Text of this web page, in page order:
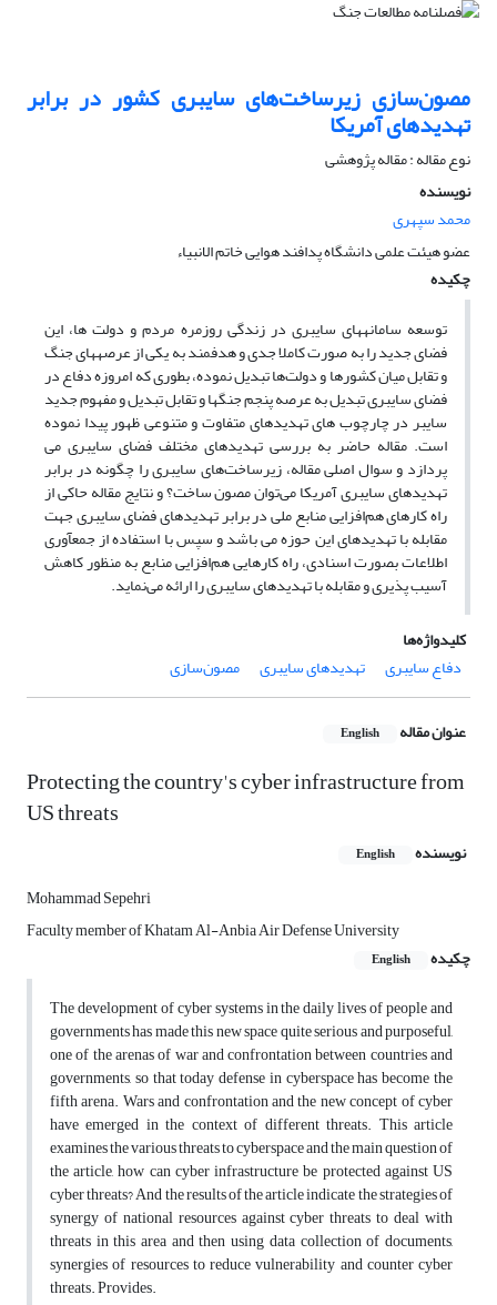
مصون‌سازی زیرساخت‌های سایبری کشور در برابر
تهدیدهای آمریکا
نوع مقاله : مقاله پژوهشی
نویسنده
محمد سپهری
عضو هیئت علمی دانشگاه پدافند هوایی خاتم الانبیاء
چکیده
توسعه سامانه­های سایبری در زندگی روزمره مردم و دولت ها، این
فضای جدید را به صورت کاملا جدی و هدفمند به یکی از عرصه­های جنگ
و تقابل میان کشورها و دولت‌ها تبدیل نموده، بطوری که امروزه دفاع در
فضای سایبری تبدیل به عرصه پنجم جنگ­ها و تقابل تبدیل و مفهوم جدید
سایبر در چارچوب های تهدیدهای متفاوت و متنوعی ظهور پیدا نموده
است. مقاله حاضر به بررسی تهدیدهای مختلف فضای سایبری می
پردازد و سوال اصلی مقاله، زیرساخت‌های سایبری را چگونه در برابر
تهدیدهای سایبری آمریکا می‌توان مصون ساخت؟ و نتایج مقاله حاکی از
راه کارهای هم‌افزایی منابع ملی در برابر تهدیدهای فضای سایبری جهت
مقابله با تهدیدهای این حوزه می باشد و سپس با استفاده از جمع­آوری
اطلاعات بصورت اسنادی، راه کارهایی هم‌افزایی منابع به منظور کاهش
آسیب پذیری و مقابله با تهدیدهای سایبری را ارائه می‌نماید.
کلیدواژه‌ها
دفاع سایبری
تهدیدهای سایبری مصون‌سازی
عنوان مقاله English
Protecting the country's cyber infrastructure from
US threats
نویسنده English
Mohammad Sepehri
Faculty member of Khatam Al-Anbia Air Defense University
چکیده
English
The development of cyber systems in the daily lives of people and
governments has made this new space quite serious and purposeful,
one of the arenas of war and confrontation between countries and
governments, so that today defense in cyberspace has become the
fifth arena. Wars and confrontation and the new concept of cyber
have emerged in the context of different threats. This article
examines the various threats to cyberspace and the main question of
the article, how can cyber infrastructure be protected against US
cyber threats? And the results of the article indicate the strategies of
synergy of national resources against cyber threats to deal with
threats in this area and then using data collection of documents,
synergies of resources to reduce vulnerability and counter cyber
threats. Provides.